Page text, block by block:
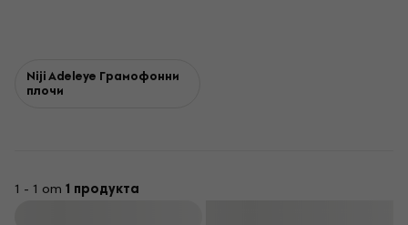
Niji Adeleye Грамофонни
плочи
1 - 1 от 1 продукта